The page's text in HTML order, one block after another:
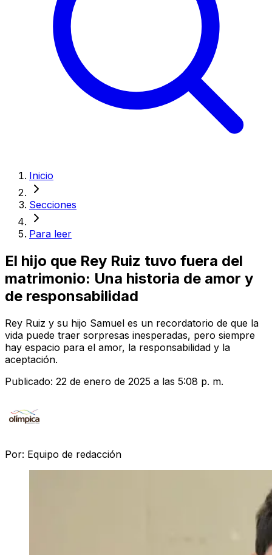
Inicio
Secciones
Para leer
El hijo que Rey Ruiz tuvo fuera del
matrimonio: Una historia de amor y
de responsabilidad
Rey Ruiz y su hijo Samuel es un recordatorio de que la
vida puede traer sorpresas inesperadas, pero siempre
hay espacio para el amor, la responsabilidad y la
aceptación.
Publicado: 22 de enero de 2025 a las 5:08 p. m.
Por: Equipo de redacción